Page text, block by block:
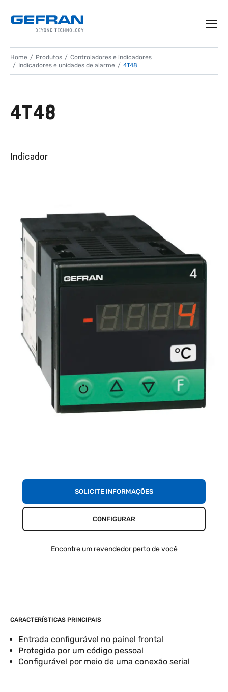
Home Produtos
Controladores e indicadores
Indicadores e unidades de alarme
4T48
4T48
Indicador
CARACTERÍSTICAS PRINCIPAIS
Entrada configurável no painel frontal
Protegida por um código pessoal
Configurável por meio de uma conexão serial
SOLICITE INFORMAÇÕES
CONFIGURAR
Encontre um revendedor perto de você